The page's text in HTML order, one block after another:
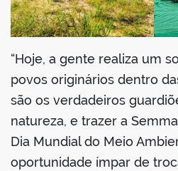
“Hoje, a gente realiza um
povos originários dentro
são os verdadeiros
natureza, e trazer a
Dia Mundial do Meio
oportunidade ímpar de